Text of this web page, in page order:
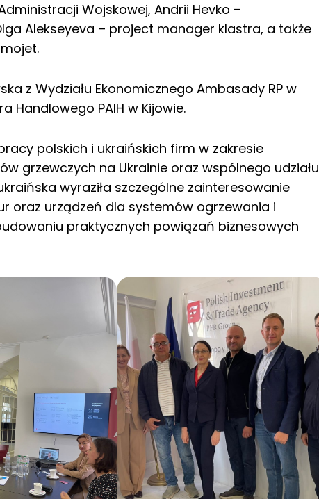
Wojskowej, Andrii Hevko –
Alekseyeva – project manager klastra, a także
z Wydziału Ekonomicznego Ambasady RP w
Handlowego PAIH w Kijowie.
polskich i ukraińskich firm w zakresie
grzewczych na Ukrainie oraz wspólnego udziału
wyraziła szczególne zainteresowanie
oraz urządzeń dla systemów ogrzewania i
praktycznych powiązań biznesowych